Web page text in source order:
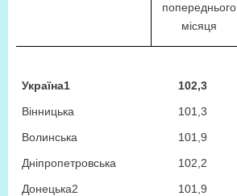
попереднього
місяця
Україна1 102,3
Вінницька
101,3
Волинська
101,9
Дніпропетровська
102,2
Донецька2 101,9